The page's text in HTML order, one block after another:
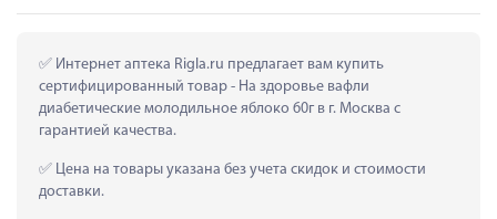
Интернет аптека Rigla.ru предлагает вам купить
сертифицированный товар - На здоровье вафли
диабетические молодильное яблоко 60г в г. Москва с
гарантией качества.
Цена на товары указана без учета скидок и стоимости
доставки.